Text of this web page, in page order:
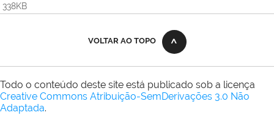
338KB
VOLTAR AO TOPO
Todo o conteúdo deste site está publicado sob a licença
Creative Commons Atribuição-SemDerivações 3.0 Não
Adaptada.